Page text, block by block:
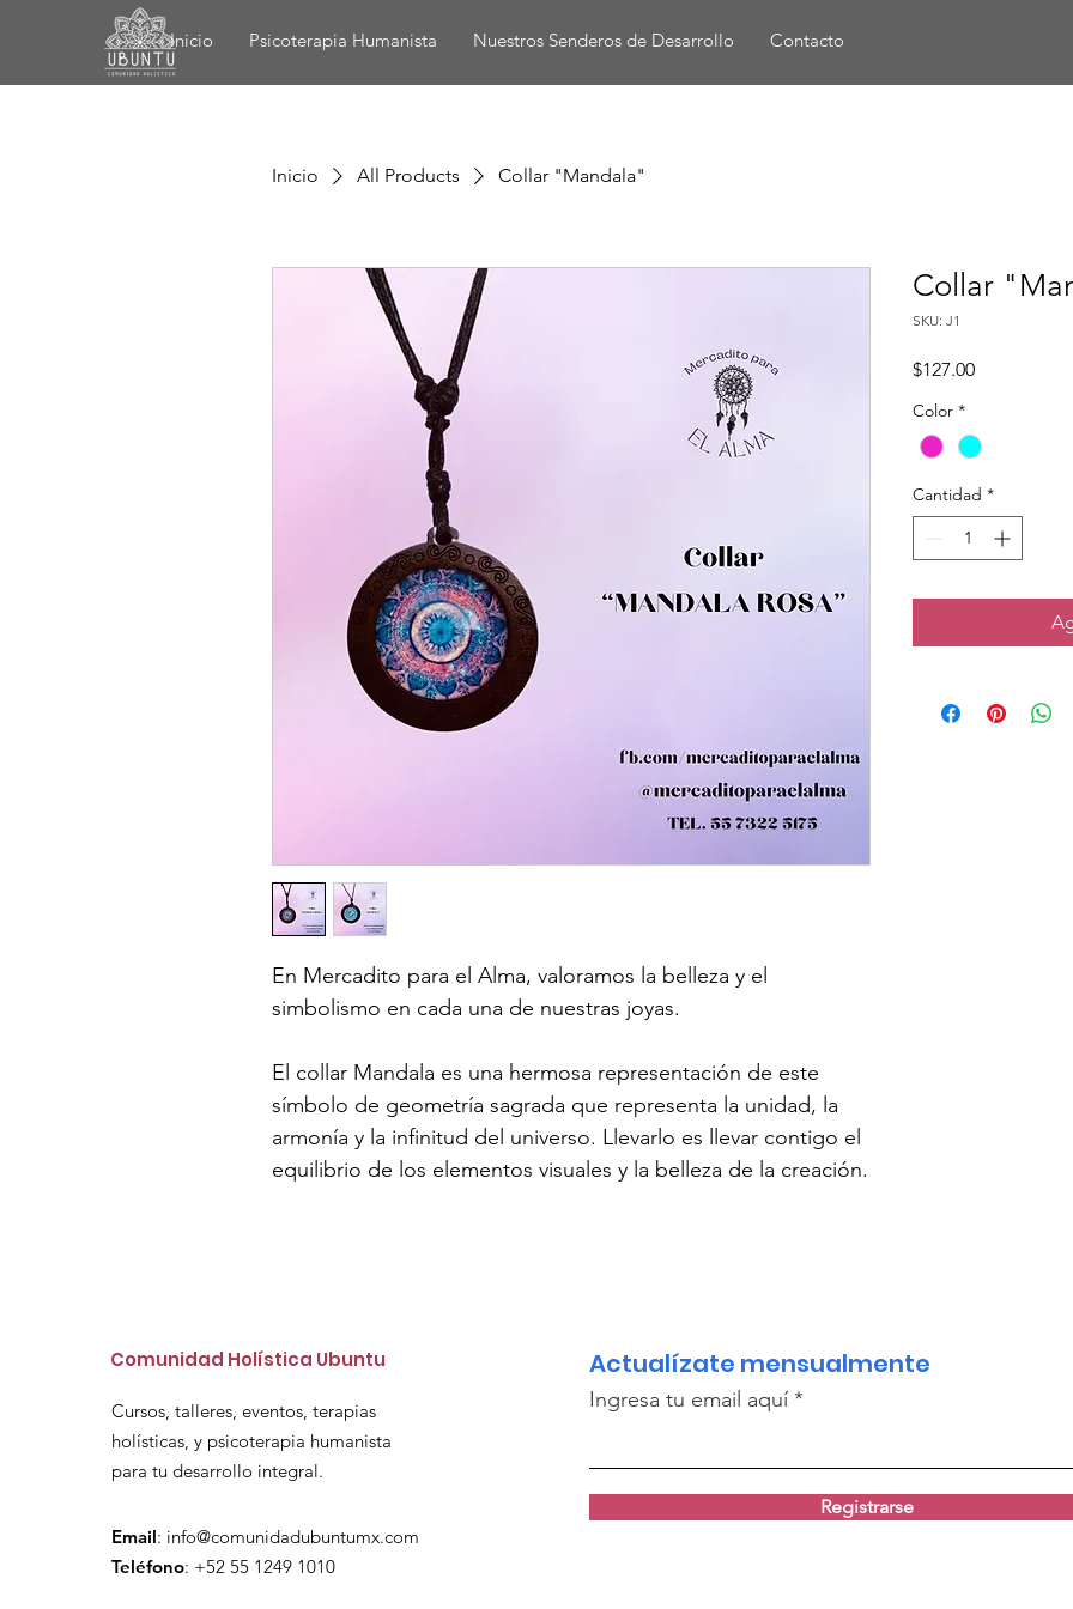
Inicio Psicoterapia Humanista Nuestros Senderos de Desarrollo Contacto
Inicio All Products Collar "Mandala"
En Mercadito para el Alma, valoramos la belleza y el
simbolismo en cada una de nuestras joyas.
El collar Mandala es una hermosa representación de este
símbolo de geometría sagrada que representa la unidad, la
armonía y la infinitud del universo. Llevarlo es llevar contigo el
equilibrio de los elementos visuales y la belleza de la creación.
Collar
SKU: J1
$127.00Precio
Color *
Cantidad *
Comunidad Holística Ubuntu
Cursos, talleres, eventos, terapias
holísticas, y psicoterapia humanista
para tu desarrollo integral.
Email: info@comunidadubuntumx.com
Teléfono: +52 55 1249 1010
Actualízate mensualmente
Ingresa tu email aquí
Registrarse